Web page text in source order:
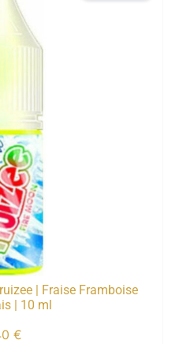
| Fraise Framboise
| 10 ml
€